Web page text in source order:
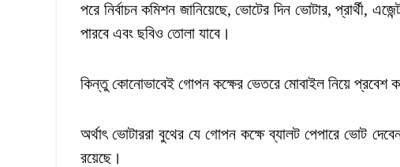
পরে নির্বাচন কমিশন জানিয়েছে, ভোটের দিন ভোটার, প্রার্থী,
পারবে এবং ছবিও তোলা যাবে।
কিন্তু কোনোভাবেই গোপন কক্ষের ভেতরে মোবাইল নিয়ে প্রবেশ
অর্থাৎ ভোটাররা বুথের যে গোপন কক্ষে ব্যালট পেপারে ভোট
রয়েছে।